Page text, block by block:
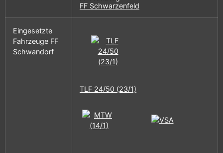
FF Schwarzenfeld
Eingesetzte
Fahrzeuge FF
Schwandorf
TLF 24/50 (23/1)